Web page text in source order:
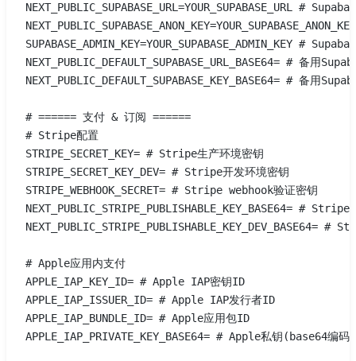
NEXT_PUBLIC_SUPABASE_URL=YOUR_SUPABASE_URL #
SUPABASE_ADMIN_KEY=YOUR_SUPABASE_ADMIN_KEY #
NEXT_PUBLIC_DEFAULT_SUPABASE_URL_BASE64= # 备用
NEXT_PUBLIC_DEFAULT_SUPABASE_KEY_BASE64= # 备用
# ====== 支付 & 订阅 ======
# Stripe配置
STRIPE_SECRET_KEY= # Stripe生产环境密钥
STRIPE_SECRET_KEY_DEV= # Stripe开发环境密钥
STRIPE_WEBHOOK_SECRET= # Stripe webhook验证密钥
NEXT_PUBLIC_STRIPE_PUBLISHABLE_KEY_BASE64= #
NEXT_PUBLIC_STRIPE_PUBLISHABLE_KEY_DEV_BASE64= #
# Apple应用内支付
APPLE_IAP_KEY_ID= # Apple IAP密钥ID
APPLE_IAP_ISSUER_ID= # Apple IAP发行者ID
APPLE_IAP_BUNDLE_ID= # Apple应用包ID
APPLE_IAP_PRIVATE_KEY_BASE64= # Apple私钥(base64编码)